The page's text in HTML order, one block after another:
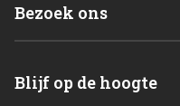
Shop
Bezoek ons
C. de Vriesweg 3 - 5
Blijf op de hoogte